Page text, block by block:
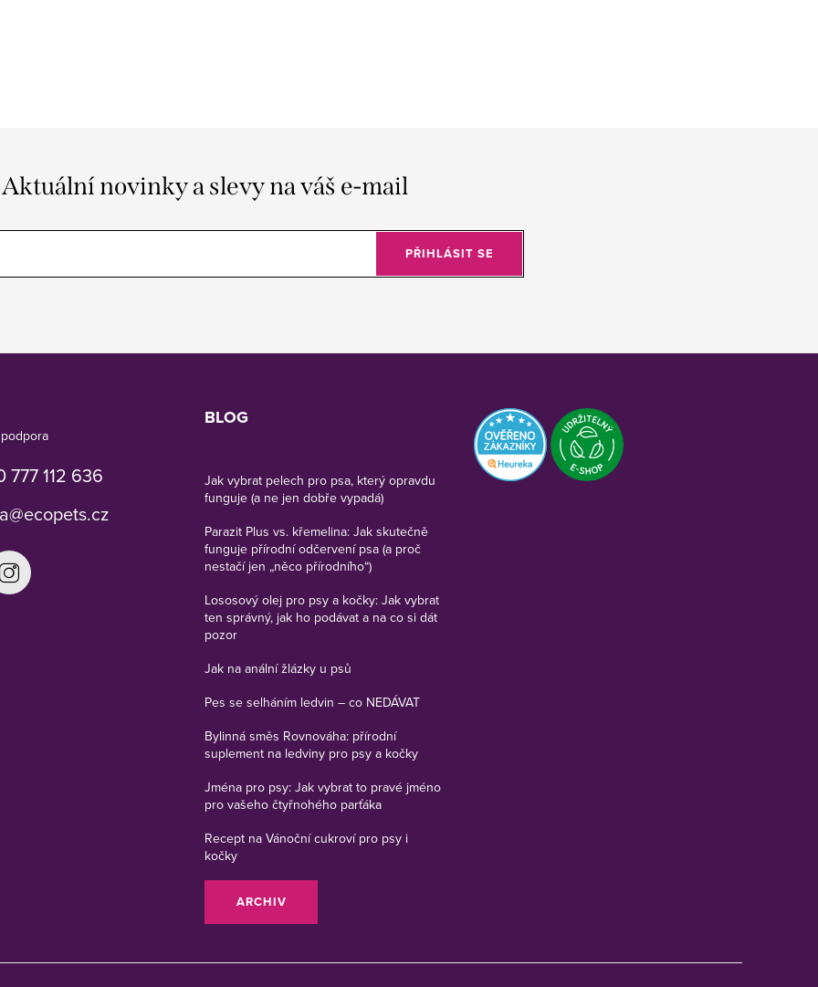
Aktuální novinky a slevy na váš e-mail
PŘIHLÁSIT SE
777 112 636
@ecopets.cz
BLOG
Jak vybrat pelech pro psa, který opravdu
funguje (a ne jen dobře vypadá)
Parazit Plus vs. křemelina: Jak skutečně
funguje přírodní odčervení psa (a proč
nestačí jen „něco přírodního“)
Lososový olej pro psy a kočky: Jak vybrat
ten správný, jak ho podávat a na co si dát
pozor
Jak na anální žlázky u psů
Pes se selháním ledvin – co NEDÁVAT
Bylinná směs Rovnováha: přírodní
suplement na ledviny pro psy a kočky
Jména pro psy: Jak vybrat to pravé jméno
pro vašeho čtyřnohého parťáka
Recept na Vánoční cukroví pro psy i
kočky
ARCHIV